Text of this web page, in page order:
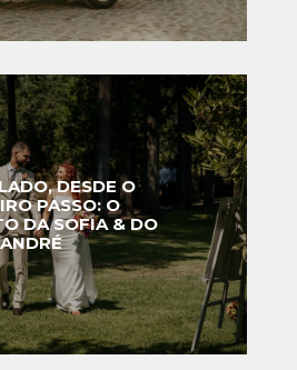
DESDE O
PASSO: O
DA SOFIA & DO
ANDRÉ